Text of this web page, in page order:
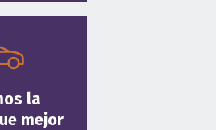
la
mejor